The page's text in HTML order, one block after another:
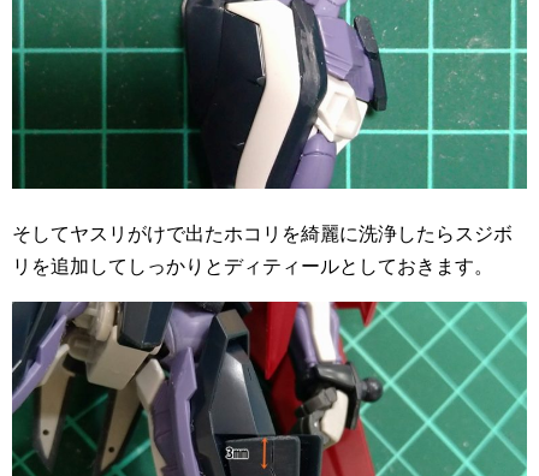
そしてヤスリがけで出たホコリを綺麗に洗浄したらスジボ
リを追加してしっかりとディティールとしておきます。